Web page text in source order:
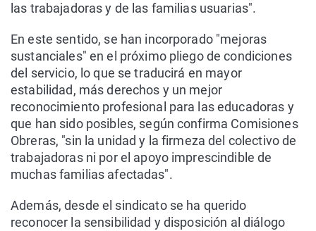
las trabajadoras y de las familias usuarias".
En este sentido, se han incorporado "mejoras
sustanciales" en el próximo pliego de condiciones
del servicio, lo que se traducirá en mayor
estabilidad, más derechos y un mejor
reconocimiento profesional para las educadoras y
que han sido posibles, según confirma Comisiones
Obreras, "sin la unidad y la firmeza del colectivo de
trabajadoras ni por el apoyo imprescindible de
muchas familias afectadas".
Además, desde el sindicato se ha querido
reconocer la sensibilidad y disposición al diálogo